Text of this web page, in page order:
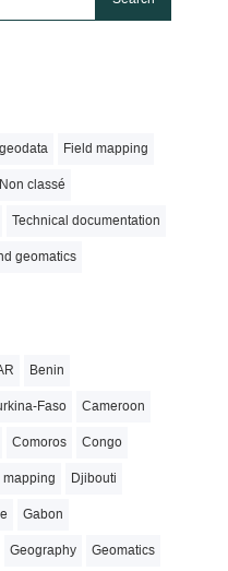
Field mapping
Non classé
Technical documentation
geomatics
Benin
Faso Cameroon
Comoros Congo
mapping Djibouti
Gabon
Geography Geomatics